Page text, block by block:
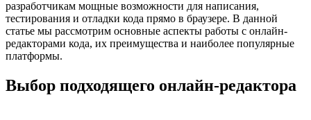
разработчикам мощные возможности для написания,
тестирования и отладки кода прямо в браузере. В данной
статье мы рассмотрим основные аспекты работы с онлайн-
редакторами кода, их преимущества и наиболее популярные
платформы.
Выбор подходящего онлайн-редактора